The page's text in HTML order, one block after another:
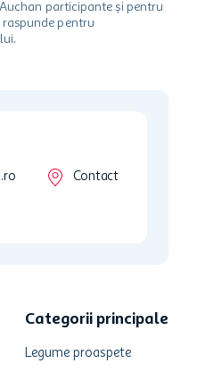
participante și pentru
pentru
Contact
Categorii principale
Legume proaspete